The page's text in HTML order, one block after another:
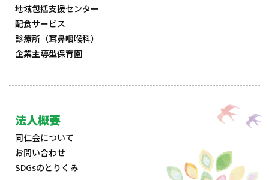
地域包括支援センター
配食サービス
診療所（耳鼻咽喉科）
企業主導型保育園
法人概要
同仁会について
お問い合わせ
SDGsのとりくみ